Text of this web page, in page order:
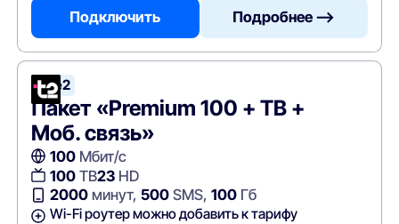
Подключить Подробнее —>
Tele2
Пакет «Premium 100 + ТВ +
Моб. связь»
100Мбит/с
100ТВ23HD
2000минут, 500SMS, 100Гб
Wi-Fi роутер можно добавить к тарифу